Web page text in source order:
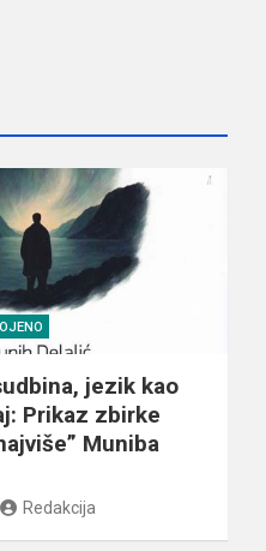
jezik kao
Prikaz zbirke
Muniba
Redakcija